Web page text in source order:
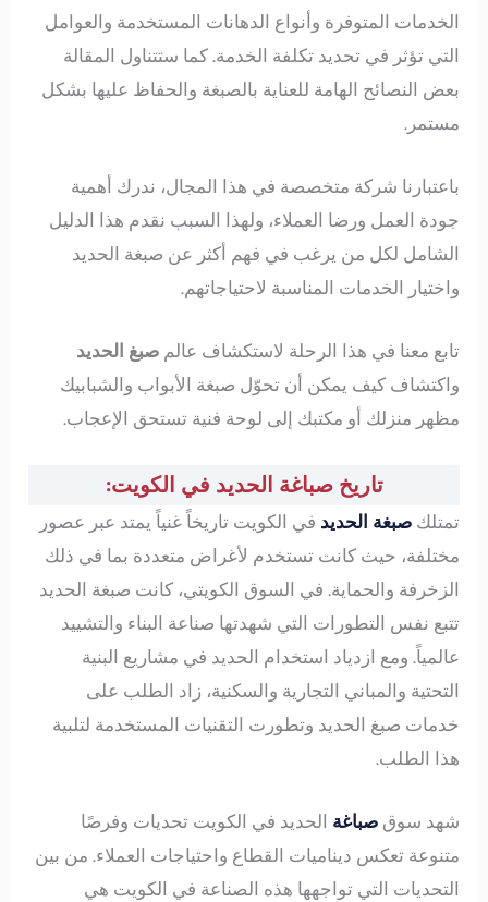
الخدمات المتوفرة وأنواع الدهانات المستخدمة والعوامل
التي تؤثر في تحديد تكلفة الخدمة. كما ستتناول المقالة
بعض النصائح الهامة للعناية بالصبغة والحفاظ عليها بشكل
مستمر.
باعتبارنا شركة متخصصة في هذا المجال، ندرك أهمية
جودة العمل ورضا العملاء، ولهذا السبب نقدم هذا الدليل
الشامل لكل من يرغب في فهم أكثر عن صبغة الحديد
واختيار الخدمات المناسبة لاحتياجاتهم.
تابع معنا في هذا الرحلة لاستكشاف عالم صبغ الحديد
واكتشاف كيف يمكن أن تحوّل صبغة الأبواب والشبابيك
مظهر منزلك أو مكتبك إلى لوحة فنية تستحق الإعجاب.
تاريخ صباغة الحديد في الكويت:
تمتلكصبغة الحديد في الكويت تاريخاً غنياً يمتد عبر عصور
مختلفة، حيث كانت تستخدم لأغراض متعددة بما في ذلك
الزخرفة والحماية. في السوق الكويتي، كانت صبغة الحديد
تتبع نفس التطورات التي شهدتها صناعة البناء والتشييد
عالمياً. ومع ازدياد استخدام الحديد في مشاريع البنية
التحتية والمباني التجارية والسكنية، زاد الطلب على
خدمات صبغ الحديد وتطورت التقنيات المستخدمة لتلبية
هذا الطلب.
شهد سوقصباغة الحديد في الكويت تحديات وفرصًا
متنوعة تعكس ديناميات القطاع واحتياجات العملاء. من بين
التحديات التي تواجهها هذه الصناعة في الكويت هي